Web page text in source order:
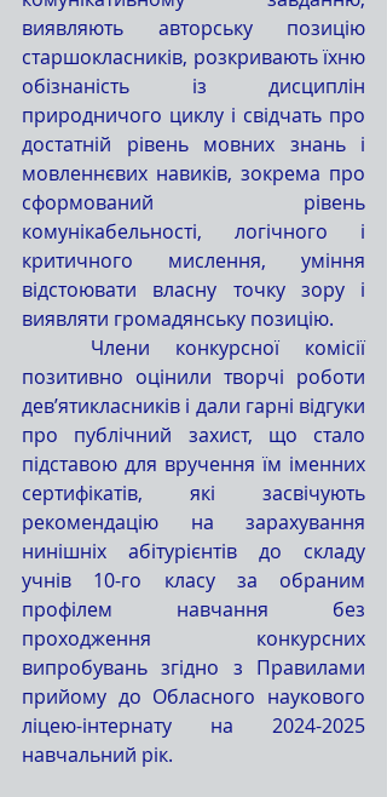
виявляють авторську позицію
старшокласників, розкривають їхню
обізнаність із дисциплін
природничого циклу і свідчать про
достатній рівень мовних знань і
мовленнєвих навиків, зокрема про
сформований рівень
комунікабельності, логічного і
критичного мислення, уміння
відстоювати власну точку зору і
виявляти громадянську позицію.
позитивно оцінили творчі роботи
дев’ятикласників і дали гарні відгуки
про публічний захист, що стало
підставою для вручення їм іменних
сертифікатів, які засвічують
рекомендацію на зарахування
нинішніх абітурієнтів до складу
учнів 10-го класу за обраним
профілем навчання без
проходження конкурсних
випробувань згідно з Правилами
прийому до Обласного наукового
ліцею-інтернату на 2024-2025
навчальний рік.